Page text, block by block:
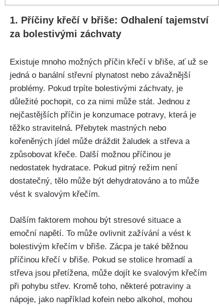
1. Příčiny‌ křečí v břiše: Odhalení tajemství
za bolestivými záchvaty
Existuje mnoho možných příčin ⁣křečí v břiše, ať už‍ se
jedná‍ o banální střevní plynatost nebo závažnější​
problémy. Pokud⁣ trpíte bolestivými záchvaty, je
důležité‌ pochopit, co za nimi‍ může stát. Jednou ‍z
nejčastějších‍ příčin je konzumace potravy, která je
těžko stravitelná.⁣ Přebytek⁤ mastných nebo
kořeněných ⁢jídel může dráždit žaludek ⁤a ‌střeva a
způsobovat ‍křeče. Další možnou příčinou je
nedostatek hydratace. Pokud pitný ⁢režim není
dostatečný, tělo může být dehydratováno‌ a to může
⁣vést k svalovým křečím.
Dalším faktorem mohou být stresové situace a
emoční napětí. To může ovlivnit zažívání a vést k‌
bolestivým křečím v břiše. Zácpa je také běžnou
příčinou ‍křečí v břiše. Pokud se stolice hromadí a
střeva jsou přetížena, může dojít ke svalovým ⁢křečím
při ⁣pohybu střev. Kromě toho, některé potraviny a
nápoje, jako‌ například kofein ⁢nebo alkohol,⁣ mohou